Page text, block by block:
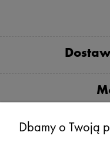
Dbamy o Twoją